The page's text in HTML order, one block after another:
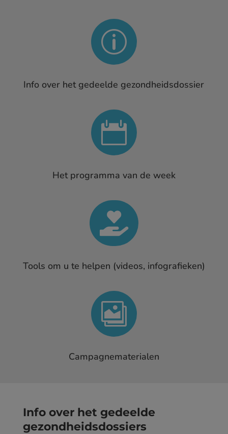
p
Info over het gedeelde gezondheidsdossier

Het programma van de week

Tools om u te helpen (videos, infografieken)

Campagnematerialen
Info over het gedeelde
gezondheidsdossiers